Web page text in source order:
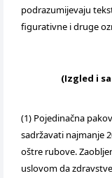
podrazumijevaju
figurativne i druge
(Izgled i
(1) Pojedinačna
sadržavati najmanje
oštre rubove.
uslovom da